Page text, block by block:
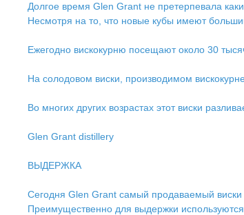
Долгое время Glen Grant не претерпевала
Несмотря на то, что новые кубы имеют
Ежегодно вискокурню посещают около 30
На солодовом виски, производимом
Во многих других возрастах этот виски
Glen Grant distillery
ВЫДЕРЖКА
Сегодня Glen Grant самый продаваемый
Преимущественно для выдержки